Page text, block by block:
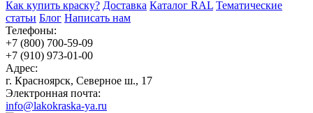
Как купить краску? Доставка Каталог RAL Тематические
статьи Блог Написать нам
Телефоны:
+7 (800) 700-59-09
+7 (910) 973-01-00
Адрес:
г. Красноярск, Северное ш., 17
Электронная почта:
info@lakokraska-ya.ru